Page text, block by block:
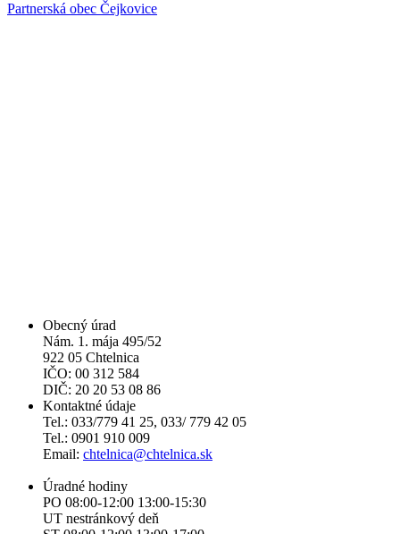
Partnerská obec Čejkovice
Obecný úrad
Nám. 1. mája 495/52
922 05 Chtelnica
IČO: 00 312 584
DIČ: 20 20 53 08 86
Kontaktné údaje
Tel.: 033/779 41 25, 033/ 779 42 05
Tel.: 0901 910 009
Email: chtelnica@chtelnica.sk
Úradné hodiny
PO 08:00-12:00 13:00-15:30
UT nestránkový deň